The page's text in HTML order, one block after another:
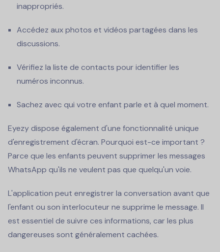
inappropriés.
Accédez aux photos et vidéos partagées dans les
discussions.
Vérifiez la liste de contacts pour identifier les
numéros inconnus.
Sachez avec qui votre enfant parle et à quel moment.
Eyezy dispose également d'une fonctionnalité unique
d'enregistrement d'écran. Pourquoi est-ce important ?
Parce que les enfants peuvent supprimer les messages
WhatsApp qu'ils ne veulent pas que quelqu'un voie.
L'application peut enregistrer la conversation avant que
l'enfant ou son interlocuteur ne supprime le message. Il
est essentiel de suivre ces informations, car les plus
dangereuses sont généralement cachées.